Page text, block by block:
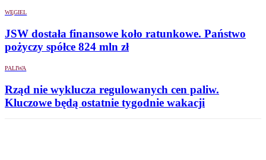
WĘGIEL
JSW dostała finansowe koło ratunkowe. Państwo
pożyczy spółce 824 mln zł
PALIWA
Rząd nie wyklucza regulowanych cen paliw.
Kluczowe będą ostatnie tygodnie wakacji